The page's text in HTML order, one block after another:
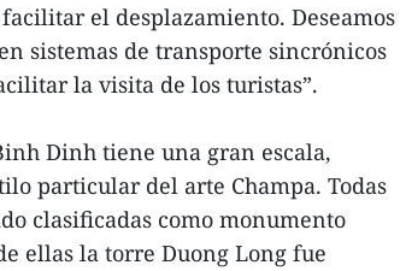
el desplazamiento. Deseamos
sistemas de transporte sincrónicos
la visita de los turistas”.
Dinh tiene una gran escala,
particular del arte Champa. Todas
clasificadas como monumento
ellas la torre Duong Long fue